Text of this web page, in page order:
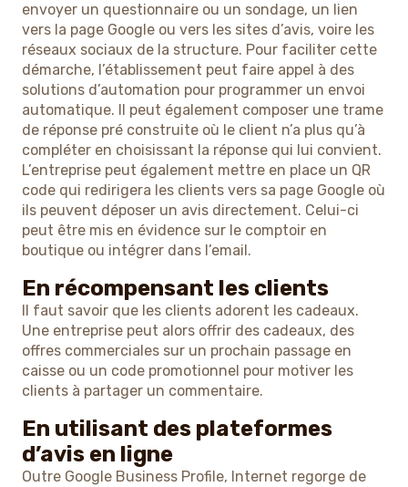
envoyer un questionnaire ou un sondage, un lien
vers la page Google ou vers les sites d’avis, voire les
réseaux sociaux de la structure. Pour faciliter cette
démarche, l’établissement peut faire appel à des
solutions d’automation pour programmer un envoi
automatique. Il peut également composer une trame
de réponse pré construite où le client n’a plus qu’à
compléter en choisissant la réponse qui lui convient.
L’entreprise peut également mettre en place un QR
code qui redirigera les clients vers sa page Google où
ils peuvent déposer un avis directement. Celui-ci
peut être mis en évidence sur le comptoir en
boutique ou intégrer dans l’email.
En récompensant les clients
Il faut savoir que les clients adorent les cadeaux.
Une entreprise peut alors offrir des cadeaux, des
offres commerciales sur un prochain passage en
caisse ou un code promotionnel pour motiver les
clients à partager un commentaire.
En utilisant des plateformes
d’avis en ligne
Outre Google Business Profile, Internet regorge de